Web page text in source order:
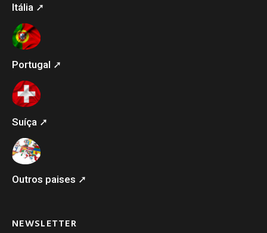
Itália ➚
Portugal ➚
Suíça ➚
Outros paises ➚
NEWSLETTER